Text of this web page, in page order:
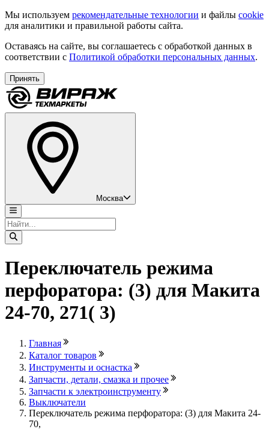
Мы используем рекомендательные технологии и файлы cookie
для аналитики и правильной работы сайта.
Оставаясь на сайте, вы соглашаетесь с обработкой данных в
соответствии с Политикой обработки персональных данных.
Принять
Москва
Переключатель режима
перфоратора: (3) для Макита
24-70, 271( 3)
Главная
Каталог товаров
Инструменты и оснастка
Запчасти, детали, смазка и прочее
Запчасти к электроинструменту
Выключатели
Переключатель режима перфоратора: (3) для Макита 24-
70,